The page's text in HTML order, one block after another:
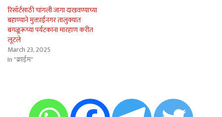
रिसॉर्टसाठी चांगली जागा दाखवण्याच्या
बहाण्याने मुक्ताईनगर तालुक्यात
बंगळूरूच्या पर्यटकांना मारहाण करीत
लूटले
March 23, 2025
In "क्राईम"